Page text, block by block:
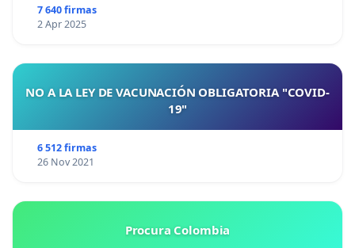
7 640 firmas
2 Apr 2025
NO A LA LEY DE VACUNACIÓN OBLIGATORIA "COVID-
19"
6 512 firmas
26 Nov 2021
Procura Colombia